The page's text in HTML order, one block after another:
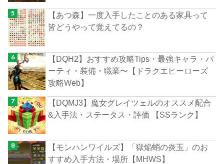
【あつ森】一度入手したことのある家具って
皆どうやって覚えてるの？
【DQH2】おすすめ攻略Tips・最強キャラ・パ
ーティ・装備・職業〜【ドラクエヒーローズ
攻略Web】
【DQMJ3】魔女グレイツェルのオススメ配合
&入手法・ステータス・評価 【SSランク】
【モンハンワイルズ】「獄焔蛸の炎玉」のお
すすめ入手方法・場所【MHWS】